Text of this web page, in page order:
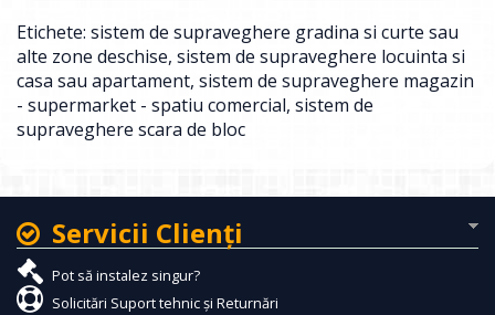
Etichete: sistem de supraveghere gradina si curte sau
alte zone deschise, sistem de supraveghere locuinta si
casa sau apartament, sistem de supraveghere magazin
- supermarket - spatiu comercial, sistem de
supraveghere scara de bloc
Servicii Clienţi
Pot să instalez singur?
Solicitări Suport tehnic și Returnări